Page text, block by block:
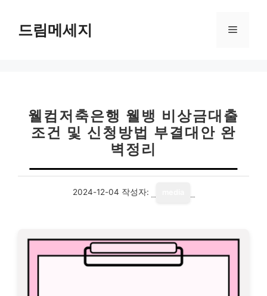
드림메세지 메
웰컴저축은행 웰뱅 비상금대출
조건 및 신청방법 부결대안 완
벽정리
2024-12-04 작성자: